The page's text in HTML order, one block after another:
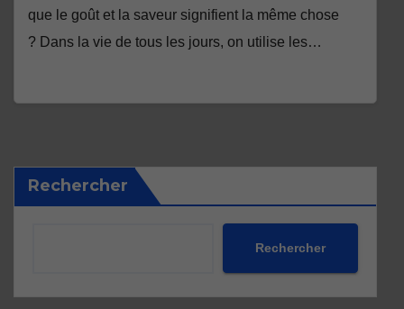
que le goût et la saveur signifient la même chose
? Dans la vie de tous les jours, on utilise les…
Rechercher
Rechercher